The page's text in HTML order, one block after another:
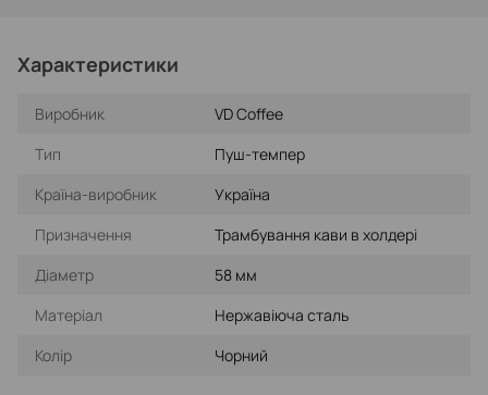
Характеристики
Виробник
VD Coffee
Тип
Пуш-темпер
Країна-виробник
Україна
Призначення
Трамбування кави в холдері
Діаметр
58 мм
Матеріал
Нержавіюча сталь
Колір
Чорний